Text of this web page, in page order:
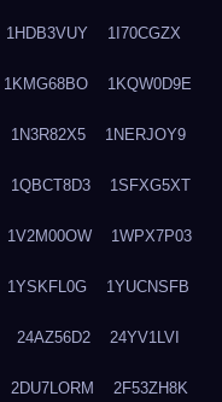
1HDB3VUY 1I70CGZX
1KMG68BO 1KQW0D9E
1N3R82X5 1NERJOY9
1QBCT8D3 1SFXG5XT
1V2M00OW 1WPX7P03
1YSKFL0G 1YUCNSFB
24AZ56D2 24YV1LVI
2DU7LORM 2F53ZH8K